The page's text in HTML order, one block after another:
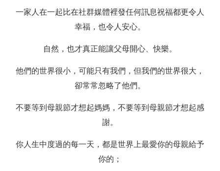
一家人在一起比在社群媒體裡發任何訊息祝福都更令人
幸福，也令人安心。
自然，也才真正能讓父母開心、快樂。
他們的世界很小，可能只有我們，但我們的世界很大，
卻常常忽略了他們。
不要等到母親節才想起媽媽，不要等到母親節才想起感
謝。
你人生中度過的每一天，都是世界上最愛你的母親給予
你的；